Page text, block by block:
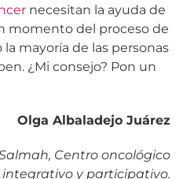
necesitan la ayuda de
momento del proceso de
mayoría de las personas
¿Mi consejo? Pon un
Olga Albaladejo Juárez
Centro oncológico
integrativo y participativo.